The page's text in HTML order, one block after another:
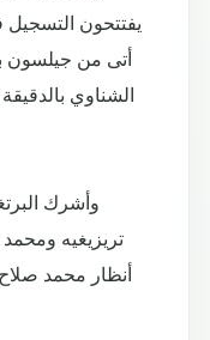
يفتتحون
أتى من جيلسون
الشناوي
وأشرك
تريزيغيه
أنظار محمد